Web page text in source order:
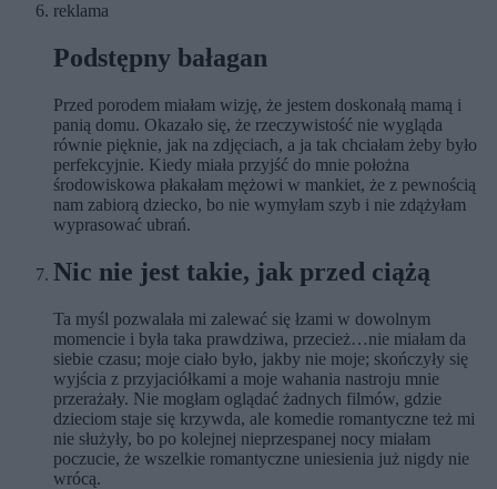
reklama
Podstępny bałagan
Przed porodem miałam wizję, że jestem doskonałą mamą i
panią domu. Okazało się, że rzeczywistość nie wygląda
równie pięknie, jak na zdjęciach, a ja tak chciałam żeby było
perfekcyjnie. Kiedy miała przyjść do mnie położna
środowiskowa płakałam mężowi w mankiet, że z pewnością
nam zabiorą dziecko, bo nie wymyłam szyb i nie zdążyłam
wyprasować ubrań.
Nic nie jest takie, jak przed ciążą
Ta myśl pozwalała mi zalewać się łzami w dowolnym
momencie i była taka prawdziwa, przecież…nie miałam da
siebie czasu; moje ciało było, jakby nie moje; skończyły się
wyjścia z przyjaciółkami a moje wahania nastroju mnie
przerażały. Nie mogłam oglądać żadnych filmów, gdzie
dzieciom staje się krzywda, ale komedie romantyczne też mi
nie służyły, bo po kolejnej nieprzespanej nocy miałam
poczucie, że wszelkie romantyczne uniesienia już nigdy nie
wrócą.